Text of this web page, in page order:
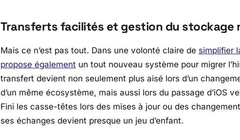
Transferts facilités et gestion du stockage
Mais ce n’est pas tout. Dans une volonté claire de simplifier
propose également un tout nouveau système pour migrer
transfert devient non seulement plus aisé lors d’un
d’un même écosystème, mais aussi lors du passage d’iOS
Fini les casse-têtes lors des mises à jour ou des
ses échanges devient presque un jeu d’enfant.